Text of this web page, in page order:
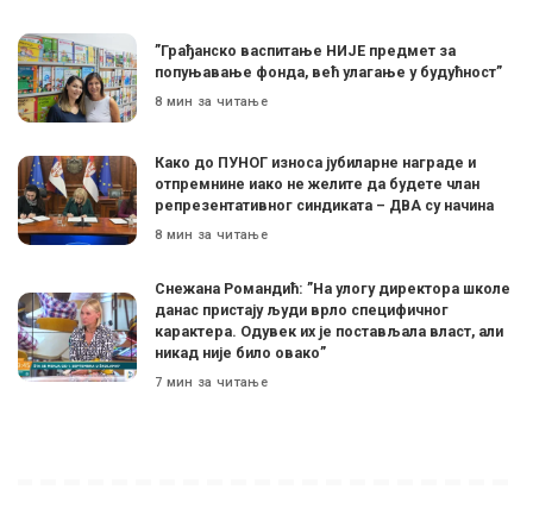
”Грађанско васпитање НИЈЕ предмет за
попуњавање фонда, већ улагање у будућност”
8 мин за читање
Како до ПУНОГ износа јубиларне награде и
отпремнине иако не желите да будете члан
репрезентативног синдиката – ДВА су начина
8 мин за читање
Снежана Романдић: ”На улогу директора школе
данас пристају људи врло специфичног
карактера. Одувек их је постављала власт, али
никад није било овако”
7 мин за читање